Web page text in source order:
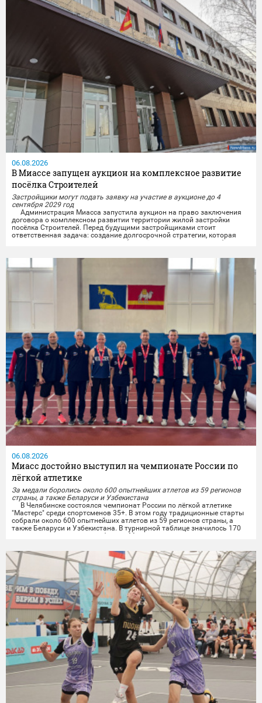
06.08.2026
В Миассе запущен аукцион на комплексное развитие
посёлка Строителей
Застройщики могут подать заявку на участие в аукционе до 4
сентября 2029 год
Администрация Миасса запустила аукцион на право заключения
договора о комплексном развитии территории жилой застройки
посёлка Строителей.️ Перед будущими застройщиками стоит
ответственная задача: создание долгосрочной стратегии, которая
свяжет разные важные элементы (жильё, транспорт, досуг, рабочие
улучшили повседневную жизнь...
06.08.2026
Миасс достойно выступил на чемпионате России по
лёгкой атлетике
За медали боролись около 600 опытнейших атлетов из 59 регионов
страны, а также Беларуси и Узбекистана
В Челябинске состоялся чемпионат России по лёгкой атлетике
"Мастерс" среди спортсменов 35+. В этом году традиционные старты
собрали около 600 опытнейших атлетов из 59 регионов страны, а
также Беларуси и Узбекистана. В турнирной таблице значилось 170
городов, среди которых и сборная Миасса.
личных дистанциях и в командной эстафете....